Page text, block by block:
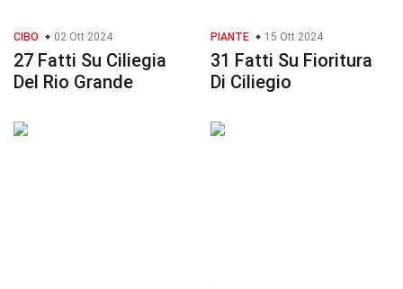
CIBO 02 Ott 2024
27 Fatti Su Ciliegia
Del Rio Grande
PIANTE 15 Ott 2024
31 Fatti Su Fioritura
Di Ciliegio